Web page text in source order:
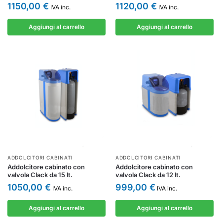
1150,00 € IVA inc.
Aggiungi al carrello
1120,00 € IVA inc.
Aggiungi al carrello
ADDOLCITORI CABINATI
Addolcitore cabinato con
valvola Clack da 15 lt.
1050,00 € IVA inc.
Aggiungi al carrello
ADDOLCITORI CABINATI
Addolcitore cabinato con
valvola Clack da 12 lt.
999,00 € IVA inc.
Aggiungi al carrello